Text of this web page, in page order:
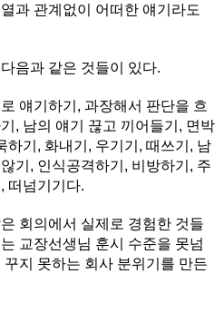
과 관계없이 어떠한 얘기라도
음과 같은 것들이 있다.
얘기하기, 과장해서 판단을 흐
, 남의 얘기 끊고 끼어들기, 면박
하기, 화내기, 우기기, 때쓰기, 남
기, 인식공격하기, 비방하기, 주
떠넘기기다.
회의에서 실제로 경험한 것들
교장선생님 훈시 수준을 못넘
지 못하는 회사 분위기를 만든